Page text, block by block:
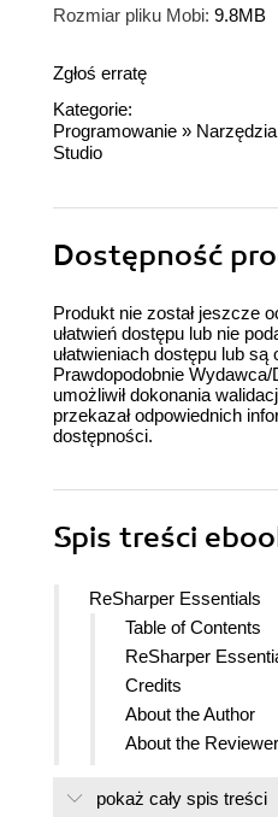
Rozmiar pliku Mobi: 9.8MB
Zgłoś erratę
Kategorie:
Programowanie »
Studio
Dostępność
Produkt nie został jeszcze
ułatwień dostępu lub nie
ułatwieniach dostępu lub
Prawdopodobnie
umożliwił dokonania
przekazał odpowiednich
dostępności.
Spis treści
ReSharper Essentials
Table of Contents
ReSharper
Credits
About the Author
About the
Support files,
pokaż cały spis treści